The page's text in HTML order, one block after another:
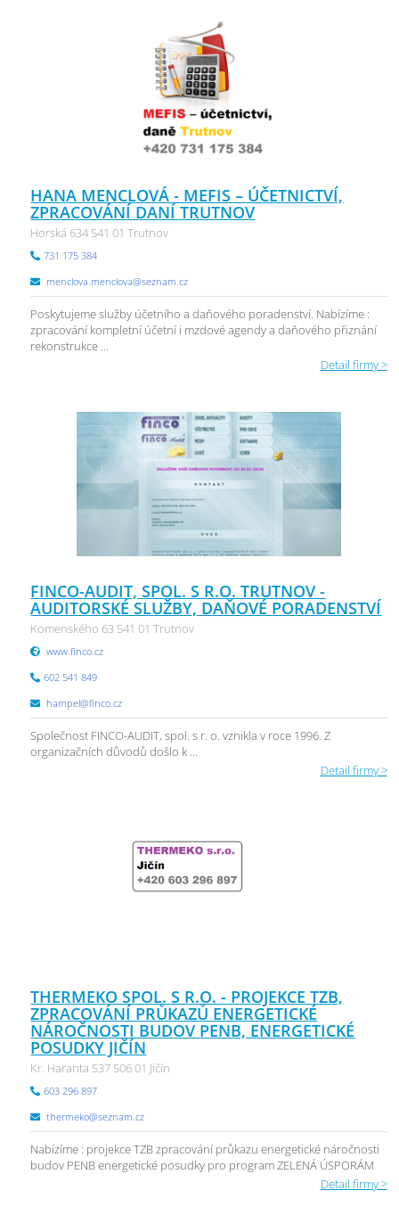
HANA MENCLOVÁ - MEFIS – ÚČETNICTVÍ,
ZPRACOVÁNÍ DANÍ TRUTNOV
Horská 634 541 01 Trutnov
731 175 384
menclova.menclova@seznam.cz
Poskytujeme služby účetního a daňového poradenství. Nabízíme :
zpracování kompletní účetní i mzdové agendy a daňového přiznání
rekonstrukce ...
Detail firmy >
FINCO-AUDIT, SPOL. S R.O. TRUTNOV -
AUDITORSKÉ SLUŽBY, DAŇOVÉ PORADENSTVÍ
Komenského 63 541 01 Trutnov
www.finco.cz
602 541 849
hampel@finco.cz
Společnost FINCO-AUDIT, spol. s r. o. vznikla v roce 1996. Z
organizačních důvodů došlo k ...
Detail firmy >
THERMEKO SPOL. S R.O. - PROJEKCE TZB,
ZPRACOVÁNÍ PRŮKAZŮ ENERGETICKÉ
NÁROČNOSTI BUDOV PENB, ENERGETICKÉ
POSUDKY JIČÍN
Kr. Haranta 537 506 01 Jičín
603 296 897
thermeko@seznam.cz
Nabízíme : projekce TZB zpracování průkazu energetické náročnosti
budov PENB energetické posudky pro program ZELENÁ ÚSPORÁM
Detail firmy >